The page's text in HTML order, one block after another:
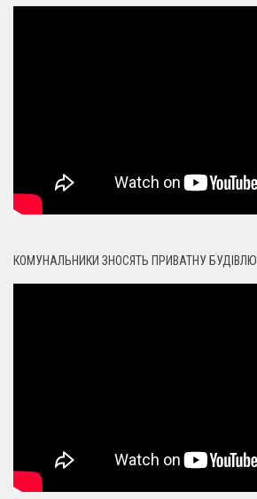
КОМУНАЛЬНИКИ ЗНОСЯТЬ ПРИВАТНУ БУДІВЛЮ